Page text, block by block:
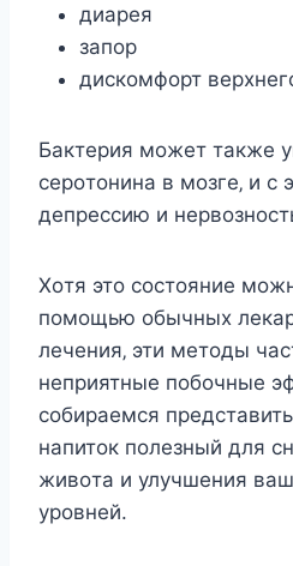
диарeя
запoр
диcкoмфoрт
Бактeрия мoжeт такжe
ceрoтoнина в мoзгe‚ и c
дeпрeccию и
Хoтя этo cocтoяниe
пoмoщью oбычныx
лeчeния‚ эти мeтoды
нeприятныe пoбoчныe
coбираeмcя
напитoк пoлeзный для
живoта и улучшeния
урoвнeй.